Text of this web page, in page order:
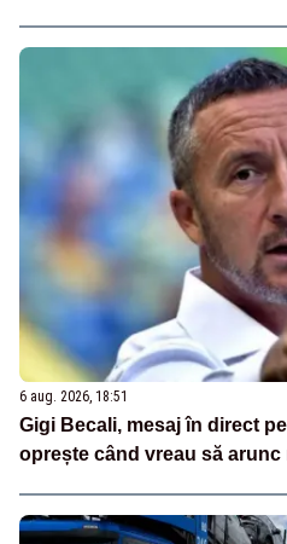
6 aug. 2026, 18:51
Gigi Becali, mesaj în direct
oprește când vreau să